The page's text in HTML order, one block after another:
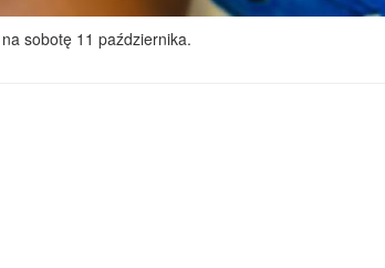
sobotę 11 października.